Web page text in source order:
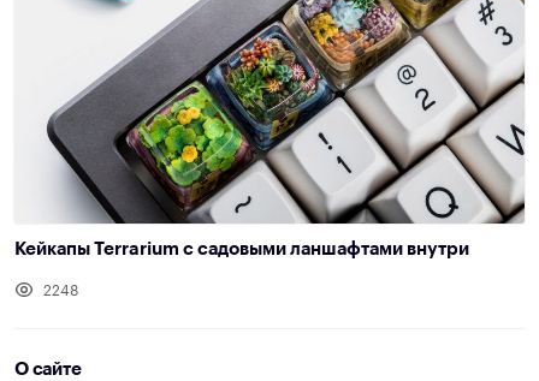
Кейкапы Terrarium с садовыми ланшафтами внутри
2248
О сайте